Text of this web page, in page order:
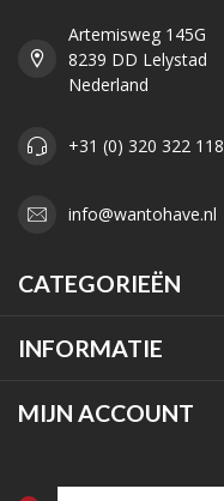
Artemisweg 145G
8239 DD Lelystad
Nederland
+31 (0) 320 322 118
info@wantohave.nl
CATEGORIEËN
INFORMATIE
MIJN ACCOUNT